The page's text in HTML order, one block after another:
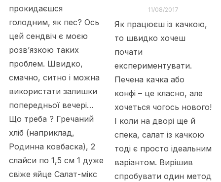
прокидаєшся
голодним, як пес? Ось
цей сендвіч є моєю
розв’язкою таких
проблем. Швидко,
смачно, ситно і можна
використати залишки
попередньої вечері…
Що треба ? Гречаний
хліб (наприклад,
Родинна ковбаска), 2
слайси по 1,5 см 1 дуже
свіже яйце Салат-мікс
11/08/2017
Як працюєш із качкою,
то швидко хочеш
почати
експериментувати.
Печена качка або
конфі – це класно, але
хочеться чогось нового!
І коли на дворі ще й
спека, салат із качкою
тоді є просто ідеальним
варіантом. Вирішив
спробувати один метод